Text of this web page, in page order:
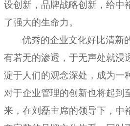
设创新，品牌战略创新，给中
了强大的生命力。
优秀的企业文化好比清新
有若无的渗透，于无声处就浸
淀于人们的观念深处，成为一
对于企业管理的创新也将起到
来，在刘磊主席的领导下，中